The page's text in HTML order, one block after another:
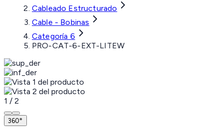
Cableado Estructurado
Cable - Bobinas
Categoría 6
PRO-CAT-6-EXT-LITEW
1 / 2
360°